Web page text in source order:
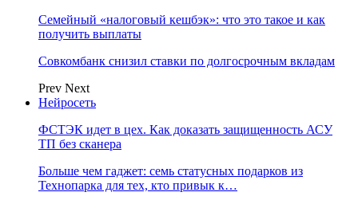
Семейный «налоговый кешбэк»: что это такое и как
получить выплаты
Совкомбанк снизил ставки по долгосрочным вкладам
Prev Next
Нейросеть
ФСТЭК идет в цех. Как доказать защищенность АСУ
ТП без сканера
Больше чем гаджет: семь статусных подарков из
Технопарка для тех, кто привык к…